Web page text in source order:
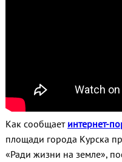
Как сообщает интернет-
площади города Курска
«Ради жизни на земле»,